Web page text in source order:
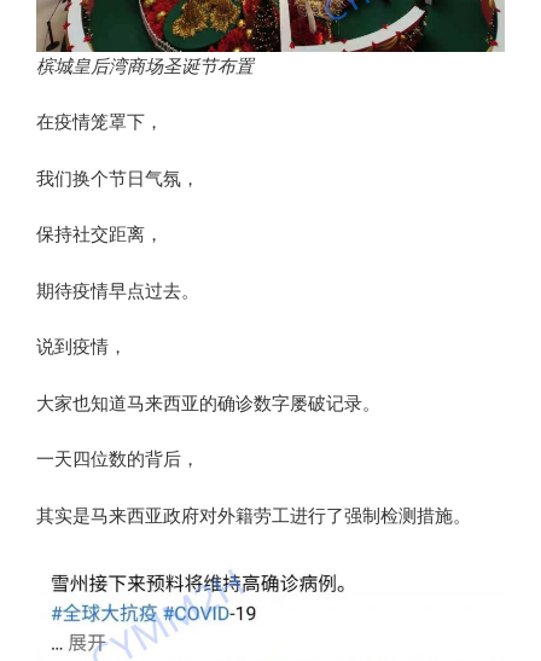
槟城皇后湾商场圣诞节布置
在疫情笼罩下，
我们换个节日气氛，
保持社交距离，
期待疫情早点过去。
说到疫情，
大家也知道马来西亚的确诊数字屡破记录。
一天四位数的背后，
其实是马来西亚政府对外籍劳工进行了强制检测措施。